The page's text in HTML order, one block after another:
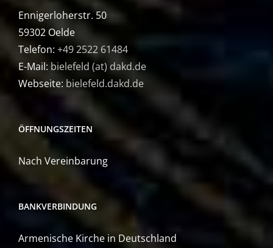
Ennigerloherstr. 50
59302 Oelde
Telefon: +49 2522 61484
E-Mail: bielefeld (at) dakd.de
Webseite: bielefeld.dakd.de
ÖFFNUNGSZEITEN
Nach Vereinbarung
BANKVERBINDUNG
Armenische Kirche in Deutschland